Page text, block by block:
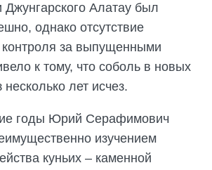
Джунгарского Алатау был
однако отсутствие
за выпущенными
к тому, что соболь в новых
лет исчез.
годы Юрий Серафимович
изучением
куньих – каменной